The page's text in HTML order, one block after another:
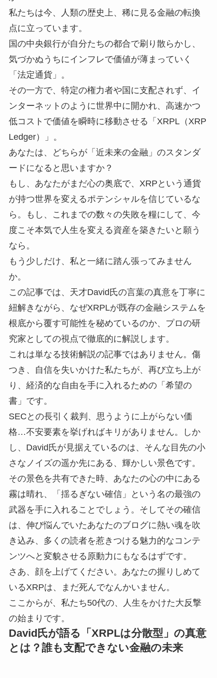
私たちは今、人類の歴史上、稀に見る金融の転換
点に立っています。
国の中央銀行が自分たちの都合で刷り散らかし、
気づかぬうちにインフレで価値が薄まっていく
「法定通貨」。
その一方で、特定の権力者や国に支配されず、イ
ンターネットのように世界中に開かれ、高速かつ
低コストで価値を瞬時に移動させる「XRPL（XRP
Ledger）」。
あなたは、どちらが「近未来の金融」のスタンダ
ードになると思いますか？
もし、あなたがまだ心の奥底で、XRPという通貨
が持つ世界を変えるポテンシャルを信じているな
ら。もし、これまでの数々の失敗を糧にして、今
度こそ本気で人生を変える資産を築きたいと願う
なら。
もう少しだけ、私と一緒に踏ん張ってみません
か。
この記事では、天才David氏の言葉の真意を丁寧に
紐解きながら、なぜXRPLが既存の金融システムを
根底から覆す可能性を秘めているのか、プロの研
究家としての視点で徹底的に解説します。
これは単なる技術解説の記事ではありません。傷
つき、自信を失いかけた私たちが、再び立ち上が
り、経済的な自由を手に入れるための「希望の
書」です。
SECとの長引く裁判、思うように上がらない価
格…不安要素を挙げればキリがありません。しか
し、David氏が見据えているのは、そんな目先の小
さなノイズの遥か先にある、輝かしい景色です。
その景色を共有できた時、あなたの心の中にある
霧は晴れ、「揺るぎない確信」という名の最強の
武器を手に入れることでしょう。そしてその確信
は、伸び悩んでいたあなたのブログに熱い魂を吹
き込み、多くの読者を惹きつける魅力的なコンテ
ンツへと変貌させる原動力にもなるはずです。
さあ、顔を上げてください。あなたの握りしめて
いるXRPは、まだ死んでなんかいません。
ここからが、私たち50代の、人生をかけた大反撃
の始まりです。
David氏が語る「XRPLは分散型」の真意
とは？誰も支配できない金融の未来